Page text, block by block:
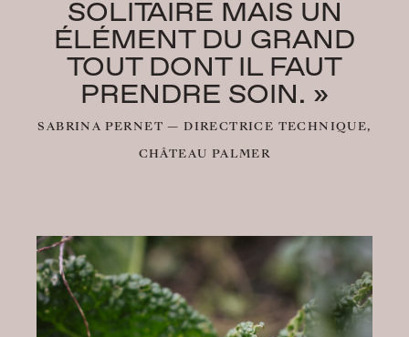
SOLITAIRE MAIS UN
ÉLÉMENT DU GRAND
TOUT DONT IL FAUT
PRENDRE SOIN. »
SABRINA PERNET — DIRECTRICE TECHNIQUE,
CHÂTEAU PALMER